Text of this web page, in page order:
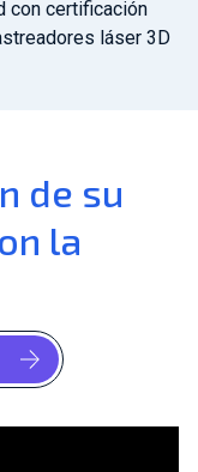
con certificación
láser 3D
de su
la